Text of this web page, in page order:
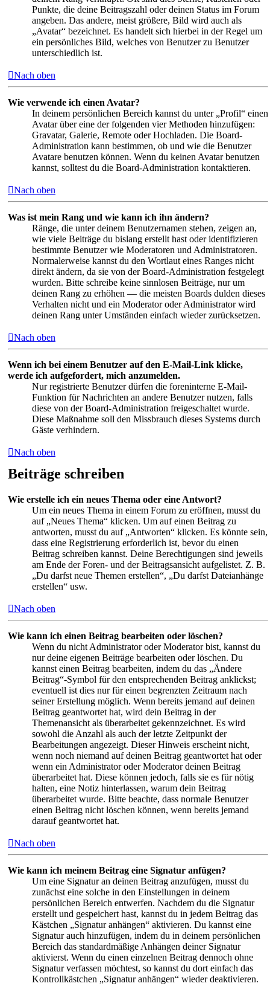
Punkte, die deine Beitragszahl oder deinen Status im Forum
angeben. Das andere, meist größere, Bild wird auch als
„Avatar“ bezeichnet. Es handelt sich hierbei in der Regel um
ein persönliches Bild, welches von Benutzer zu Benutzer
unterschiedlich ist.
Nach oben
Wie verwende ich einen Avatar?
In deinem persönlichen Bereich kannst du unter „Profil“ einen
Avatar über eine der folgenden vier Methoden hinzufügen:
Gravatar, Galerie, Remote oder Hochladen. Die Board-
Administration kann bestimmen, ob und wie die Benutzer
Avatare benutzen können. Wenn du keinen Avatar benutzen
kannst, solltest du die Board-Administration kontaktieren.
Nach oben
Was ist mein Rang und wie kann ich ihn ändern?
Ränge, die unter deinem Benutzernamen stehen, zeigen an,
wie viele Beiträge du bislang erstellt hast oder identifizieren
bestimmte Benutzer wie Moderatoren und Administratoren.
Normalerweise kannst du den Wortlaut eines Ranges nicht
direkt ändern, da sie von der Board-Administration festgelegt
wurden. Bitte schreibe keine sinnlosen Beiträge, nur um
deinen Rang zu erhöhen — die meisten Boards dulden dieses
Verhalten nicht und ein Moderator oder Administrator wird
deinen Rang unter Umständen einfach wieder zurücksetzen.
Nach oben
Wenn ich bei einem Benutzer auf den E-Mail-Link klicke,
werde ich aufgefordert, mich anzumelden.
Nur registrierte Benutzer dürfen die foreninterne E-Mail-
Funktion für Nachrichten an andere Benutzer nutzen, falls
diese von der Board-Administration freigeschaltet wurde.
Diese Maßnahme soll den Missbrauch dieses Systems durch
Gäste verhindern.
Nach oben
Beiträge schreiben
Wie erstelle ich ein neues Thema oder eine Antwort?
Um ein neues Thema in einem Forum zu eröffnen, musst du
auf „Neues Thema“ klicken. Um auf einen Beitrag zu
antworten, musst du auf „Antworten“ klicken. Es könnte sein,
dass eine Registrierung erforderlich ist, bevor du einen
Beitrag schreiben kannst. Deine Berechtigungen sind jeweils
am Ende der Foren- und der Beitragsansicht aufgelistet. Z. B.
„Du darfst neue Themen erstellen“, „Du darfst Dateianhänge
erstellen“ usw.
Nach oben
Wie kann ich einen Beitrag bearbeiten oder löschen?
Wenn du nicht Administrator oder Moderator bist, kannst du
nur deine eigenen Beiträge bearbeiten oder löschen. Du
kannst einen Beitrag bearbeiten, indem du das „Ändere
Beitrag“-Symbol für den entsprechenden Beitrag anklickst;
eventuell ist dies nur für einen begrenzten Zeitraum nach
seiner Erstellung möglich. Wenn bereits jemand auf deinen
Beitrag geantwortet hat, wird dein Beitrag in der
Themenansicht als überarbeitet gekennzeichnet. Es wird
sowohl die Anzahl als auch der letzte Zeitpunkt der
Bearbeitungen angezeigt. Dieser Hinweis erscheint nicht,
wenn noch niemand auf deinen Beitrag geantwortet hat oder
wenn ein Administrator oder Moderator deinen Beitrag
überarbeitet hat. Diese können jedoch, falls sie es für nötig
halten, eine Notiz hinterlassen, warum dein Beitrag
überarbeitet wurde. Bitte beachte, dass normale Benutzer
einen Beitrag nicht löschen können, wenn bereits jemand
darauf geantwortet hat.
Nach oben
Wie kann ich meinem Beitrag eine Signatur anfügen?
Um eine Signatur an deinen Beitrag anzufügen, musst du
zunächst eine solche in den Einstellungen in deinem
persönlichen Bereich entwerfen. Nachdem du die Signatur
erstellt und gespeichert hast, kannst du in jedem Beitrag das
Kästchen „Signatur anhängen“ aktivieren. Du kannst eine
Signatur auch hinzufügen, indem du in deinem persönlichen
Bereich das standardmäßige Anhängen deiner Signatur
aktivierst. Wenn du einen einzelnen Beitrag dennoch ohne
Signatur verfassen möchtest, so kannst du dort einfach das
Kontrollkästchen „Signatur anhängen“ wieder deaktivieren.